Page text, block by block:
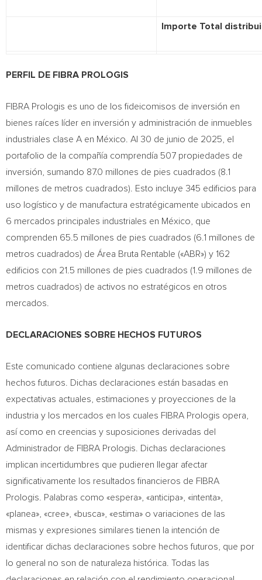
Importe Total
PERFIL DE FIBRA PROLOGIS
FIBRA Prologis es uno de los fideicomisos de inversión en
bienes raíces líder en inversión y administración de inmuebles
industriales clase A en México. Al 30 de junio de 2025, el
portafolio de la compañía comprendía 507 propiedades de
inversión, sumando 87.0 millones de pies cuadrados (8.1
millones de metros cuadrados). Esto incluye 345 edificios para
uso logístico y de manufactura estratégicamente ubicados en
6 mercados principales industriales en México, que
comprenden 65.5 millones de pies cuadrados (6.1 millones de
metros cuadrados) de Área Bruta Rentable («ABR») y 162
edificios con 21.5 millones de pies cuadrados (1.9 millones de
metros cuadrados) de activos no estratégicos en otros
mercados.
DECLARACIONES SOBRE HECHOS FUTUROS
Este comunicado contiene algunas declaraciones sobre
hechos futuros. Dichas declaraciones están basadas en
expectativas actuales, estimaciones y proyecciones de la
industria y los mercados en los cuales FIBRA Prologis opera,
así como en creencias y suposiciones derivadas del
Administrador de FIBRA Prologis. Dichas declaraciones
implican incertidumbres que pudieren llegar afectar
significativamente los resultados financieros de FIBRA
Prologis. Palabras como «espera», «anticipa», «intenta»,
«planea», «cree», «busca», «estima» o variaciones de las
mismas y expresiones similares tienen la intención de
identificar dichas declaraciones sobre hechos futuros, que por
lo general no son de naturaleza histórica. Todas las